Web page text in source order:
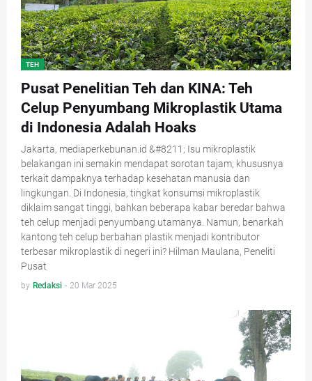
TEH
Pusat Penelitian Teh dan KINA: Teh
Celup Penyumbang Mikroplastik Utama
di Indonesia Adalah Hoaks
Jakarta, mediaperkebunan.id &#8211; Isu mikroplastik
belakangan ini semakin mendapat sorotan tajam, khususnya
terkait dampaknya terhadap kesehatan manusia dan
lingkungan. Di Indonesia, tingkat konsumsi mikroplastik
diklaim sangat tinggi, bahkan beberapa kabar beredar bahwa
teh celup menjadi penyumbang utamanya. Namun, benarkah
kantong teh celup berbahan plastik menjadi kontributor
terbesar mikroplastik di negeri ini? Hilman Maulana, Peneliti
Pusat
by Redaksi - 20 Mar 2025